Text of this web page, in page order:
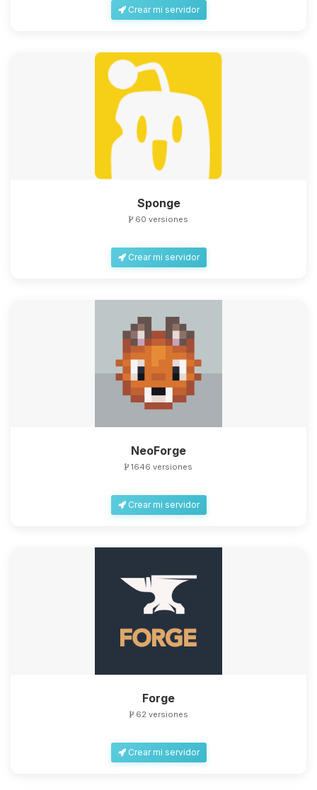
Crear mi servidor
Sponge
60 versiones
Crear mi servidor
NeoForge
1646 versiones
Crear mi servidor
Forge
62 versiones
Crear mi servidor